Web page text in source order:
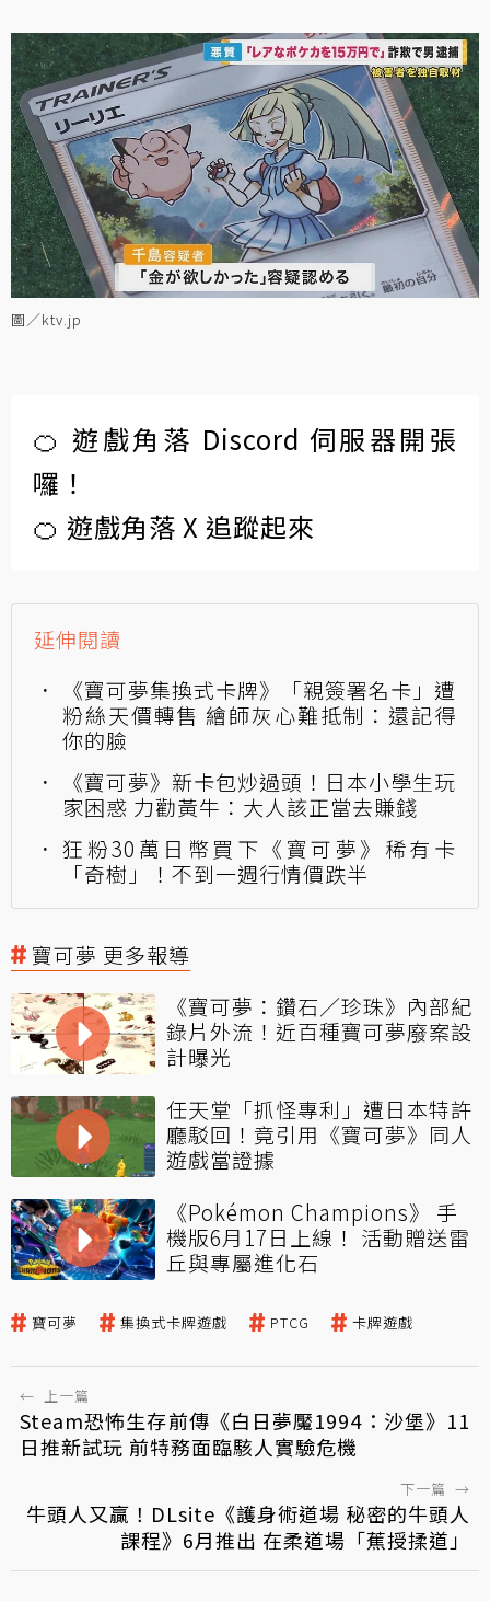
圖／ktv.jp
🍊 遊戲角落 Discord 伺服器開張
囉！
🍊 遊戲角落 X 追蹤起來
延伸閱讀
《寶可夢集換式卡牌》「親簽署名卡」遭
粉絲天價轉售 繪師灰心難抵制：還記得
你的臉
《寶可夢》新卡包炒過頭！日本小學生玩
家困惑 力勸黃牛：大人該正當去賺錢
狂粉30萬日幣買下《寶可夢》稀有卡
「奇樹」！不到一週行情價跌半
寶可夢 更多報導
《寶可夢：鑽石／珍珠》內部紀
錄片外流！近百種寶可夢廢案設
計曝光
任天堂「抓怪專利」遭日本特許
廳駁回！竟引用《寶可夢》同人
遊戲當證據
《Pokémon Champions》 手
機版6月17日上線！ 活動贈送雷
丘與專屬進化石
寶可夢 集換式卡牌遊戲 PTCG 卡牌遊戲
← 上一篇
Steam恐怖生存前傳《白日夢魘1994：沙堡》11
日推新試玩 前特務面臨駭人實驗危機
下一篇 →
牛頭人又贏！DLsite《護身術道場 秘密的牛頭人
課程》6月推出 在柔道場「蕉授揉道」